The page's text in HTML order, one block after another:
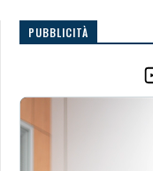
PUBBLICITÀ